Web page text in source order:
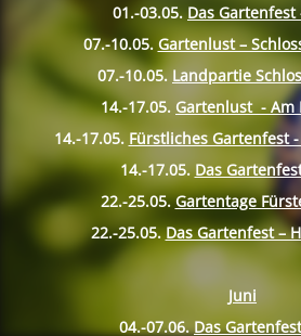
01.-03.05. Das Gartenfest
07.-10.05. Gartenlust –
07.-10.05. Landpartie
14.-17.05. Gartenlust - Am
14.-17.05. Fürstliches Gartenfest
14.-17.05. Das
22.-25.05. Gartentage
22.-25.05. Das Gartenfest –
Juni
04.-07.06. Das